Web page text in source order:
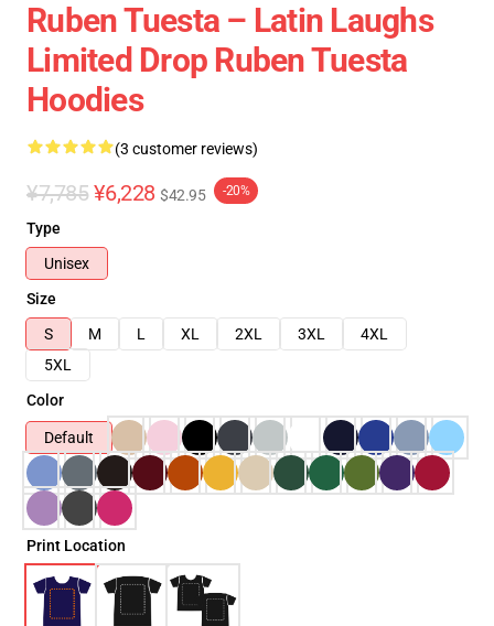
Ruben Tuesta – Latin Laughs
Limited Drop Ruben Tuesta
Hoodies
(3 customer reviews)
¥7,785 ¥6,228 $42.95 -20%
Type
Unisex
Size
S
M L XL 2XL 3XL
4XL
5XL
Color
Default
Print Location